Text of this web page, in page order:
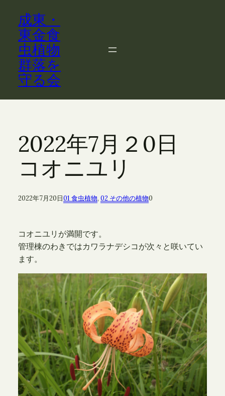
成東・
東金食
虫植物
群落を
守る会
2022年7月２0日
コオニユリ
2022年7月20日01 食虫植物, 02 その他の植物0
コオニユリが満開です。
管理棟のわきではカワラナデシコが次々と咲いてい
ます。